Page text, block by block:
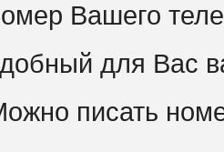
Вашего
для Вас
писать